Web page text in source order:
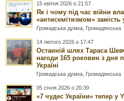
15 квітня 2026 о 21:57
Як і чому під час війни
«антисемітизмом»
Громадська думка Громадянська
14 лютого 2026 о 17:47
Останній шлях Тараса
нагоди 165 роковин з дня
Україні
Громадська думка Громадянська
05 січня 2026 о 20:39
«7 чудес України» тепер у